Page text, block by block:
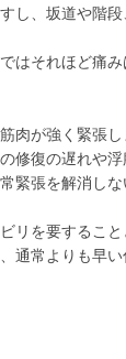
し、坂道や階
はそれほど痛
肉が強く緊張し
修復の遅れや浮
緊張を解消し
リを要すること
通常よりも早